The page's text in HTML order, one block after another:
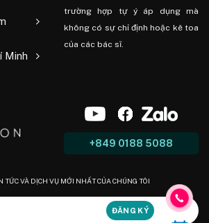
Minh
trường hợp tự ý áp dụng mà
không có sự chỉ định hoặc kê toa
của các bác sĩ.
+849 0188 5088
TỨC VÀ DỊCH VỤ MỚI NHẤT CỦA CHÚNG TÔI